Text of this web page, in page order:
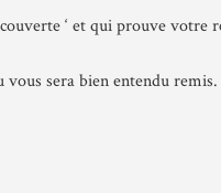
‘ et qui prouve votre
sera bien entendu remis.